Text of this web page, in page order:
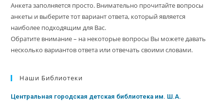
Анкета заполняется просто. Внимательно прочитайте вопросы
анкеты и выберите тот вариант ответа, который является
наиболее подходящим для Вас.
Обратите внимание – на некоторые вопросы Вы можете давать
несколько вариантов ответа или отвечать своими словами.
Наши Библиотеки
Центральная городская детская библиотека им. Ш.А.